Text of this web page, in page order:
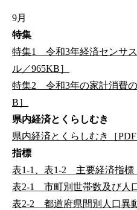
9月
特集
特集1 令和3年経済センサス
ル／965KB］
特集2 令和3年の家計消費
B］
県内経済とくらしむき
県内経済とくらしむき［
指標
表1-1、表1-2 主要経済指標
表2-1 市町別世帯数及び人
表2-2 都道府県間別人口異